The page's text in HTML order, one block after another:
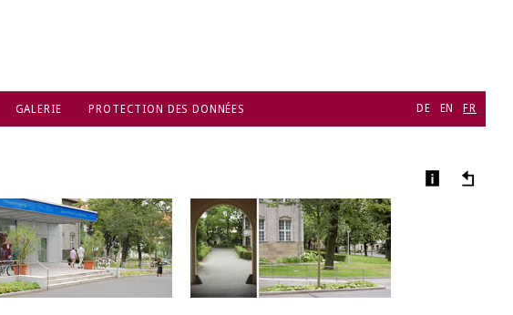
GALERIE PROTECTION DES DONNÉES DE EN FR